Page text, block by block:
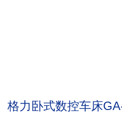
格力卧式数控车床